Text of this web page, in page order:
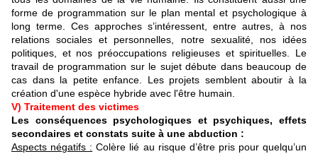
forme de programmation sur le plan mental et psychologique à
long terme. Ces approches s’intéressent, entre autres, à nos
relations sociales et personnelles, notre sexualité, nos idées
politiques, et nos préoccupations religieuses et spirituelles. Le
travail de programmation sur le sujet débute dans beaucoup de
cas dans la petite enfance. Les projets semblent aboutir à la
création d'une espèce hybride avec l'être humain.
V) Traitement des victimes
Les conséquences psychologiques et psychiques, effets
secondaires et constats suite à une abduction :
Aspects négatifs : Colère lié au risque d’être pris pour quelqu’un